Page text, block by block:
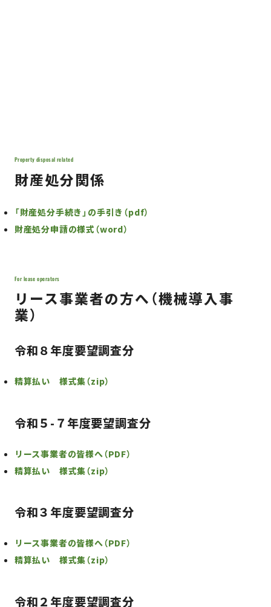
Property disposal related
財産処分関係
「財産処分手続き」の手引き（pdf）
財産処分申請の様式（word）
For lease operators
リース事業者の方へ（機械導入事
業）
令和８年度要望調査分
精算払い 様式集（zip）
令和５-７年度要望調査分
リース事業者の皆様へ（PDF）
精算払い 様式集（zip）
令和３年度要望調査分
リース事業者の皆様へ（PDF）
精算払い 様式集（zip）
令和２年度要望調査分